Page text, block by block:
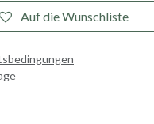
Auf die Wunschliste